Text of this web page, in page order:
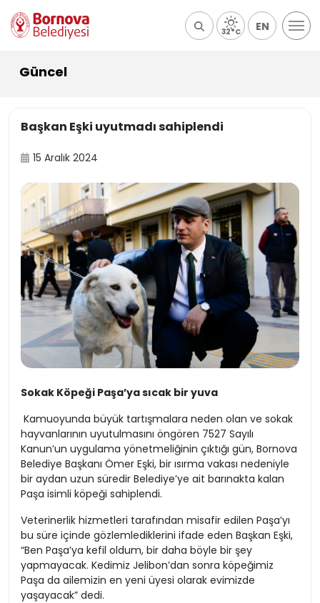
32°C EN
Güncel
Başkan Eşki uyutmadı sahiplendi
15 Aralık 2024
Sokak Köpeği Paşa’ya sıcak bir yuva
Kamuoyunda büyük tartışmalara neden olan ve sokak
hayvanlarının uyutulmasını öngören 7527 Sayılı
Kanun’un uygulama yönetmeliğinin çıktığı gün, Bornova
Belediye Başkanı Ömer Eşki, bir ısırma vakası nedeniyle
bir aydan uzun süredir Belediye’ye ait barınakta kalan
Paşa isimli köpeği sahiplendi.
Veterinerlik hizmetleri tarafından misafir edilen Paşa’yı
bu süre içinde gözlemlediklerini ifade eden Başkan Eşki,
“Ben Paşa’ya kefil oldum, bir daha böyle bir şey
yapmayacak. Kedimiz Jelibon’dan sonra köpeğimiz
Paşa da ailemizin en yeni üyesi olarak evimizde
yaşayacak” dedi.